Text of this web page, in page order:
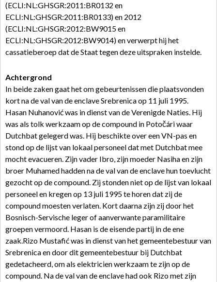
(ECLI:NL:GHSGR:2011:BR0132 en
ECLI:NL:GHSGR:2011:BR0133) en 2012
(ECLI:NL:GHSGR:2012:BW9015 en
ECLI:NL:GHSGR:2012:BW9014) en verwerpt hij het
cassatieberoep dat de Staat tegen deze uitspraken instelde.
Achtergrond
In beide zaken gaat het om gebeurtenissen die plaatsvonden
kort na de val van de enclave Srebrenica op 11 juli 1995.
Hasan Nuhanović was in dienst van de Verenigde Naties. Hij
was als tolk werkzaam op de compound in Potočári waar
Dutchbat gelegerd was. Hij beschikte over een VN-pas en
stond op de lijst van lokaal personeel dat met Dutchbat mee
mocht evacueren. Zijn vader Ibro, zijn moeder Nasiha en zijn
broer Muhamed hadden na de val van de enclave hun toevlucht
gezocht op de compound. Zij stonden niet op de lijst van lokaal
personeel en kregen op 13 juli 1995 te horen dat zij de
compound moesten verlaten. Kort daarna zijn zij door het
Bosnisch-Servische leger of aanverwante paramilitaire
groepen vermoord. Hasan is de eisende partij in de ene
zaak.Rizo Mustafić was in dienst van het gemeentebestuur van
Srebrenica en door dit gemeentebestuur bij Dutchbat
gedetacheerd, om als elektricien werkzaam te zijn op de
compound. Na de val van de enclave had ook Rizo met zijn